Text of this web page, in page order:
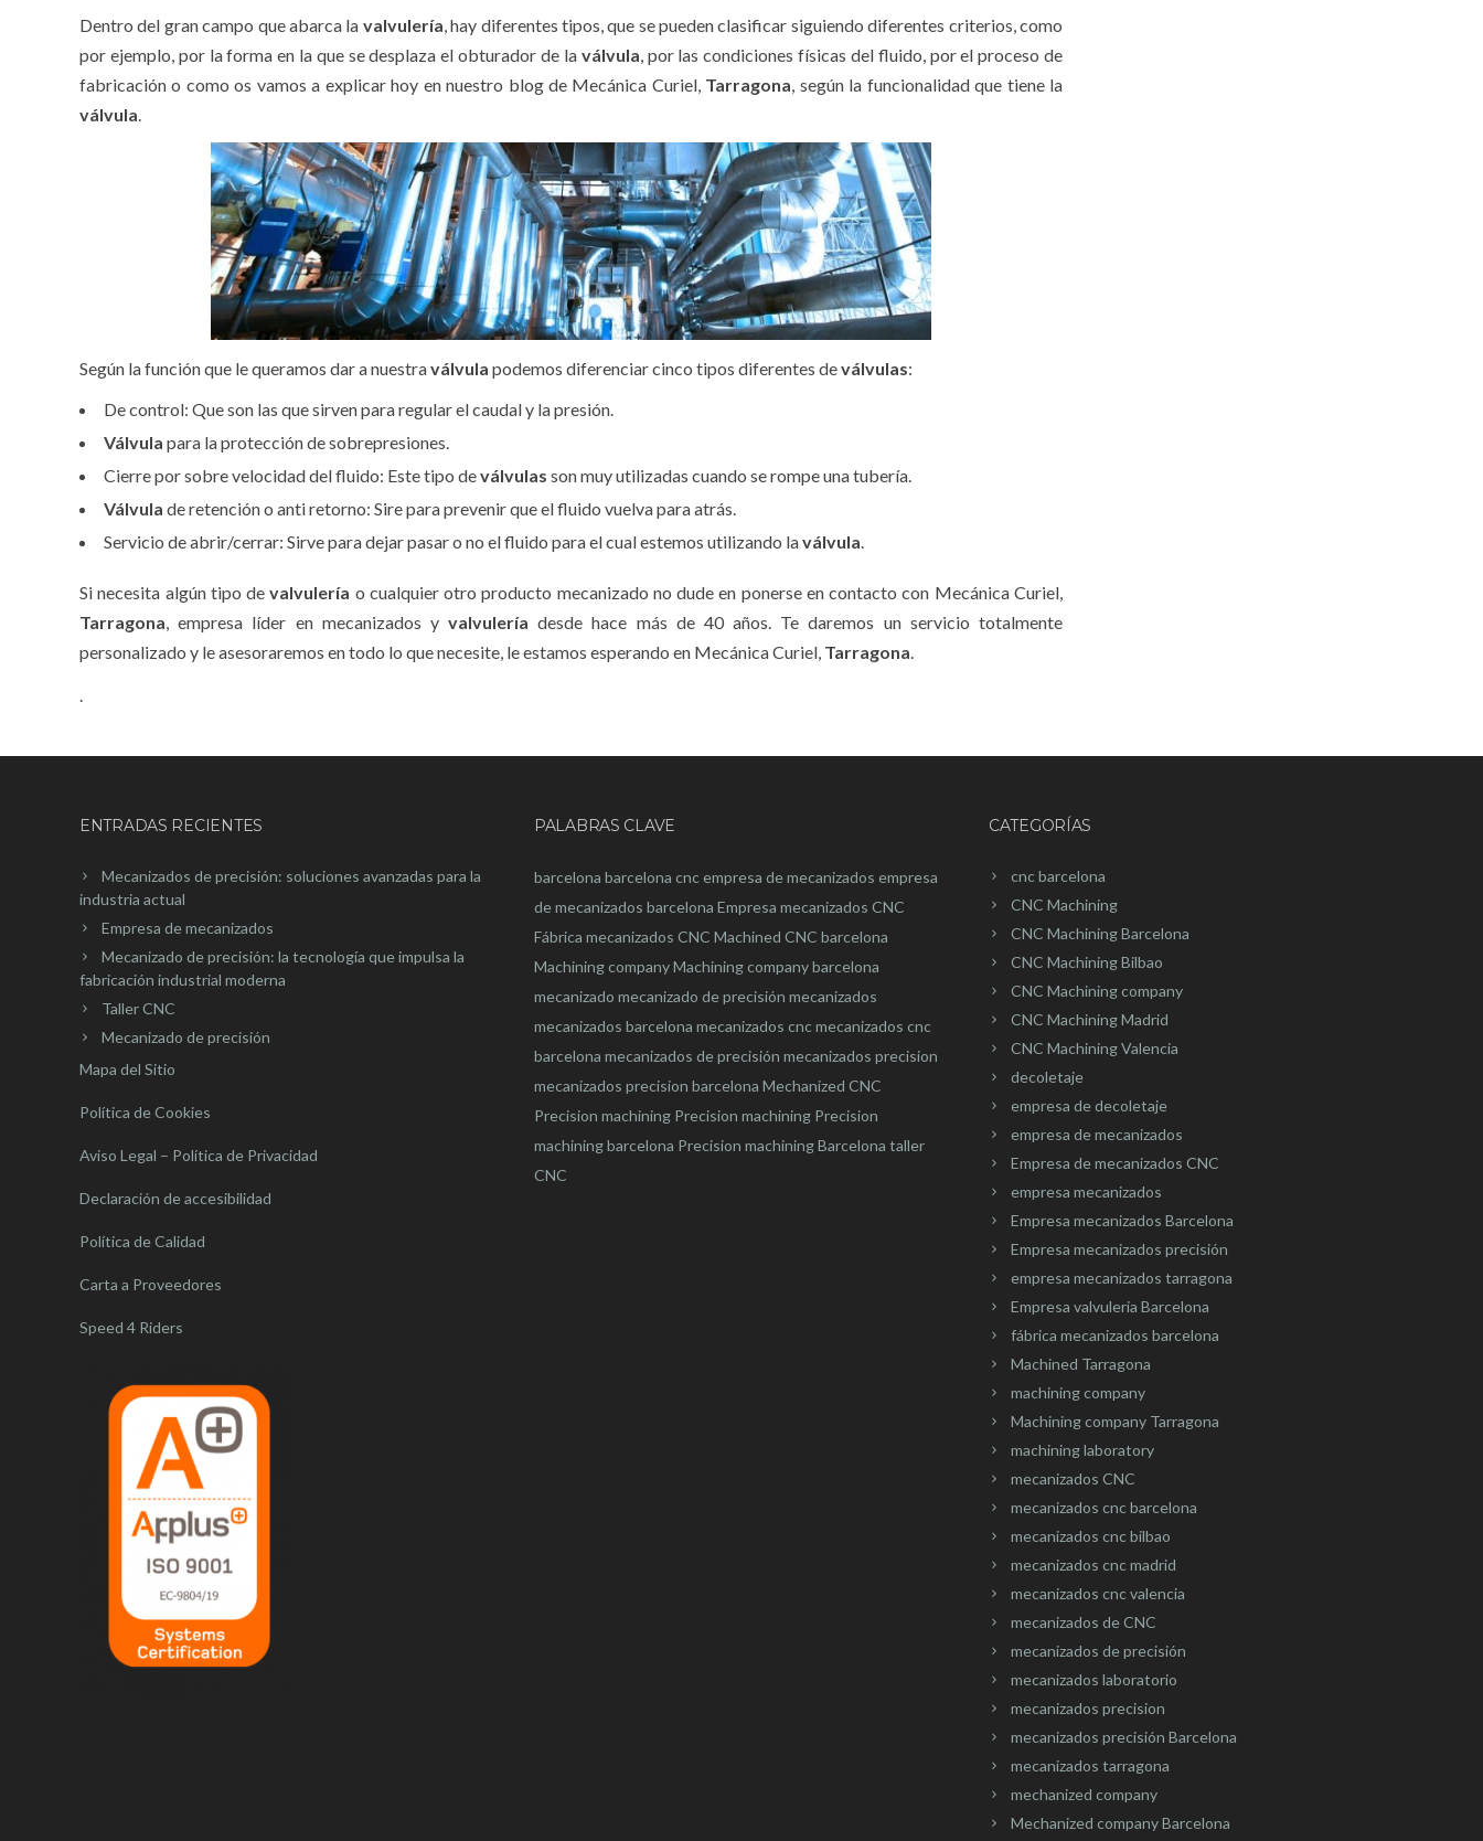
Dentro del gran campo que abarca la valvulería , hay diferentes tipos, que se pueden clasificar siguiendo diferentes criterios, como
por ejemplo, por la forma en la que se desplaza el obturador de la válvula , por las condiciones físicas del fluido, por el proceso de
fabricación o como os vamos a explicar hoy en nuestro blog de Mecánica Curiel, Tarragona , según la funcionalidad que tiene la
válvula
Según la función que le queramos dar a nuestraválvula podemos diferenciar cinco tipos diferentes deválvulas:
De control: Que son las que sirven para regular el caudal y la presión.
Válvula para la protección de sobrepresiones.
Cierre por sobre velocidad del fluido: Este tipo deválvulas son muy utilizadas cuando se rompe una tubería.
Válvula de retención o anti retorno: Sire para prevenir que el fluido vuelva para atrás.
Servicio de abrir/cerrar: Sirve para dejar pasar o no el fluido para el cual estemos utilizando laválvula.
Si necesita algún tipo devalvulería o cualquier otro producto mecanizado no dude en ponerse en contacto con Mecánica Curiel,
Tarragona, empresa líder en mecanizados yvalvulería desde hace más de 40 años. Te daremos un servicio totalmente
personalizado y le asesoraremos en todo lo que necesite, le estamos esperando en Mecánica Curiel, Tarragona.
.
ENTRADAS RECIENTES
Mecanizados de precisión: soluciones avanzadas para la
industria actual
Empresa de mecanizados
Mecanizado de precisión: la tecnología que impulsa la
fabricación industrial moderna
Taller CNC
Mecanizado de precisión
Mapa del Sitio
Política de Cookies
Aviso Legal – Política de Privacidad
Declaración de accesibilidad
Política de Calidad
Carta a Proveedores
Speed 4 Riders
PALABRAS CLAVE
barcelona barcelona cncempresa de mecanizados empresa
de mecanizados barcelona Empresa mecanizados CNC
Fábrica mecanizados CNC Machined CNC barcelona
Machining companyMachining company barcelona
mecanizado mecanizado de precisión mecanizados
mecanizados barcelona mecanizados cncmecanizados cnc
barcelona mecanizados de precisión mecanizados precision
mecanizados precision barcelona Mechanized CNC
Precision machining Precision machining Precision
machining barcelona Precision machining Barcelona taller
CNC
CATEGORÍAS
cnc barcelona
CNC Machining
CNC Machining Barcelona
CNC Machining Bilbao
CNC Machining company
CNC Machining Madrid
CNC Machining Valencia
decoletaje
empresa de decoletaje
empresa de mecanizados
Empresa de mecanizados CNC
empresa mecanizados
Empresa mecanizados Barcelona
Empresa mecanizados precisión
empresa mecanizados tarragona
Empresa valvuleria Barcelona
fábrica mecanizados barcelona
Machined Tarragona
machining company
Machining company Tarragona
machining laboratory
mecanizados CNC
mecanizados cnc barcelona
mecanizados cnc bilbao
mecanizados cnc madrid
mecanizados cnc valencia
mecanizados de CNC
mecanizados de precisión
mecanizados laboratorio
mecanizados precision
mecanizados precisión Barcelona
mecanizados tarragona
mechanized company
Mechanized company Barcelona